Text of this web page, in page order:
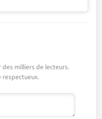
milliers de lecteurs.
respectueux.